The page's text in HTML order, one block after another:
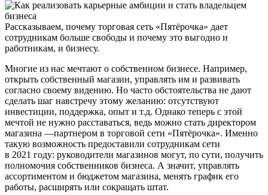
Рассказываем, почему торговая сеть «Пятёрочка» дает
сотрудникам больше свободы и почему это выгодно и
работникам, и бизнесу.
Многие из нас мечтают о собственном бизнесе. Например,
открыть собственный магазин, управлять им и развивать
согласно своему видению. Но часто обстоятельства не дают
сделать шаг навстречу этому желанию: отсутствуют
инвестиции, поддержка, опыт и т.д. Однако теперь с этой
мечтой не нужно расставаться, ведь можно стать директором
магазина —партнером в торговой сети «Пятёрочка». Именно
такую возможность предоставили сотрудникам сети
в 2021 году: руководители магазинов могут, по сути, получить
полномочия собственников бизнеса. А значит, управлять
ассортиментом и бюджетом магазина, менять график его
работы, расширять или сокращать штат.